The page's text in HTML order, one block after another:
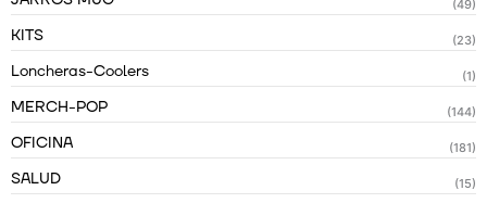
(49)
KITS (23)
Loncheras-Coolers (1)
MERCH-POP (144)
OFICINA (181)
SALUD (15)